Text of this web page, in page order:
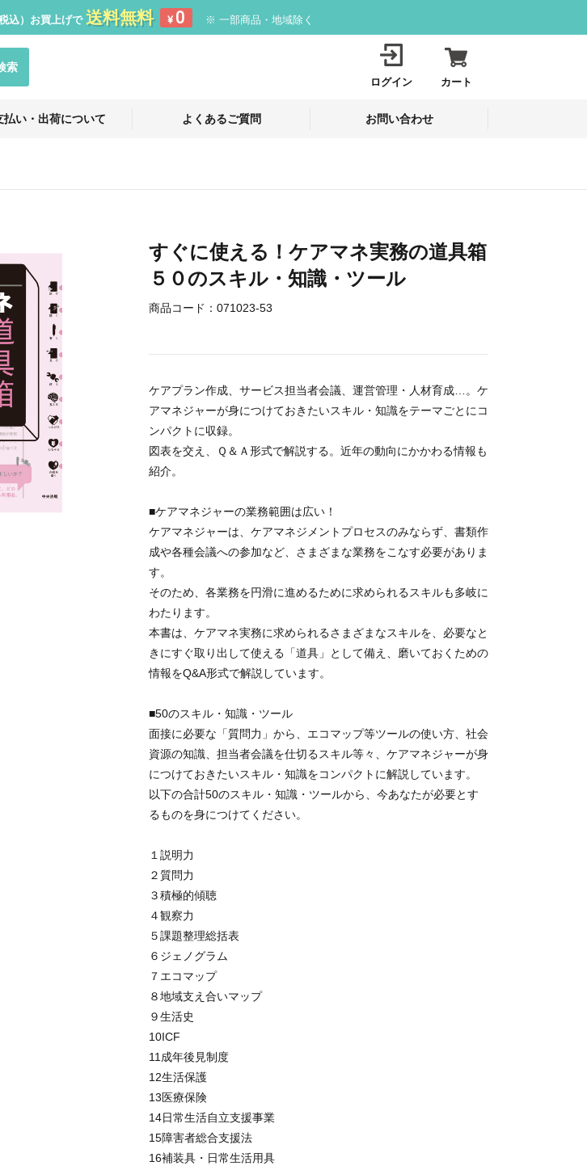
込）お買上げで 送料無料 ¥ 0 ※ 一部商品・地域除く
索
ログイン カート
払い・出荷について よくあるご質問 お問い合わせ
すぐに使える！ケアマネ実務の道具箱
５０のスキル・知識・ツール
商品コード： 071023-53
ケアプラン作成、サービス担当者会議、運営管理・人材育成…。ケ
アマネジャーが身につけておきたいスキル・知識をテーマごとにコ
ンパクトに収録。
図表を交え、Ｑ＆Ａ形式で解説する。近年の動向にかかわる情報も
紹介。
■ケアマネジャーの業務範囲は広い！
ケアマネジャーは、ケアマネジメントプロセスのみならず、書類作
成や各種会議への参加など、さまざまな業務をこなす必要がありま
す。
そのため、各業務を円滑に進めるために求められるスキルも多岐に
わたります。
本書は、ケアマネ実務に求められるさまざまなスキルを、必要なと
きにすぐ取り出して使える「道具」として備え、磨いておくための
情報をQ&A形式で解説しています。
■50のスキル・知識・ツール
面接に必要な「質問力」から、エコマップ等ツールの使い方、社会
資源の知識、担当者会議を仕切るスキル等々、ケアマネジャーが身
につけておきたいスキル・知識をコンパクトに解説しています。
以下の合計50のスキル・知識・ツールから、今あなたが必要とす
るものを身につけてください。
１説明力
２質問力
３積極的傾聴
４観察力
５課題整理総括表
６ジェノグラム
７エコマップ
８地域支え合いマップ
９生活史
10ICF
11成年後見制度
12生活保護
13医療保険
14日常生活自立支援事業
15障害者総合支援法
16補装具・日常生活用具